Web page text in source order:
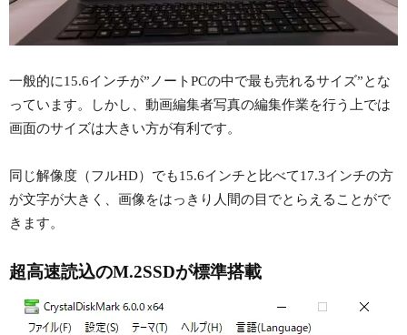
一般的に15.6インチが”ノートPCの中で最も売れるサイズ”とな
っています。しかし、動画編集者写真の編集作業を行う上では
画面のサイズは大きい方が有利です。
同じ解像度（フルHD）でも15.6インチと比べて17.3インチの方
が文字が大きく、画像をはっきり人間の目でとらえることがで
きます。
超高速読込のM.2SSDが標準搭載